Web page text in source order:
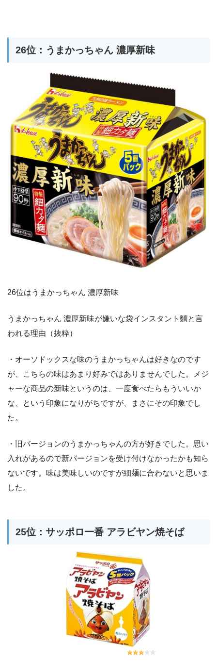
26位：うまかっちゃん 濃厚新味
26位はうまかっちゃん 濃厚新味
うまかっちゃん 濃厚新味が嫌いな袋インスタント麵と言
われる理由（抜粋）
・オーソドックスな味のうまかっちゃんは好きなのです
が、こちらの味はあまり好みではありませんでした。メジ
ャーな商品の新味というのは、一度食べたらもういいか
な、という印象になりがちですが、まさにその印象でし
た。
・旧バージョンのうまかっちゃんの方が好きでした。思い
入れがあるので新バージョンを受け付けなかったかも知ら
ないです。味は美味しいのですが細麺に合わないと思いま
した。
25位：サッポロ一番 アラビヤン焼そば